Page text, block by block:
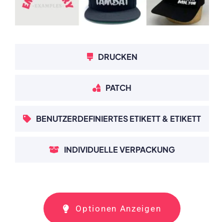
DRUCKEN
PATCH
BENUTZERDEFINIERTES ETIKETT & ETIKETT
INDIVIDUELLE VERPACKUNG
Optionen Anzeigen